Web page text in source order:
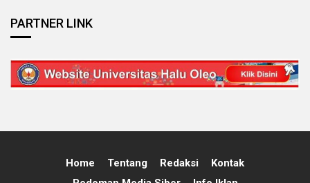
PARTNER LINK
Home Tentang Redaksi
Kontak